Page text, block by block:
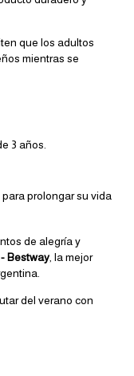
que los adultos
mientras se
3 años.
prolongar su vida
de alegría y
Bestway , la mejor
del verano con